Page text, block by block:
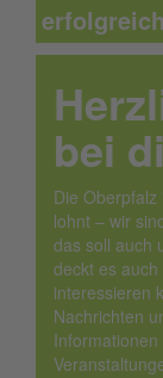
bei
Die
lohnt – wir
das soll auch
deckt es
interessieren
Nachrichten